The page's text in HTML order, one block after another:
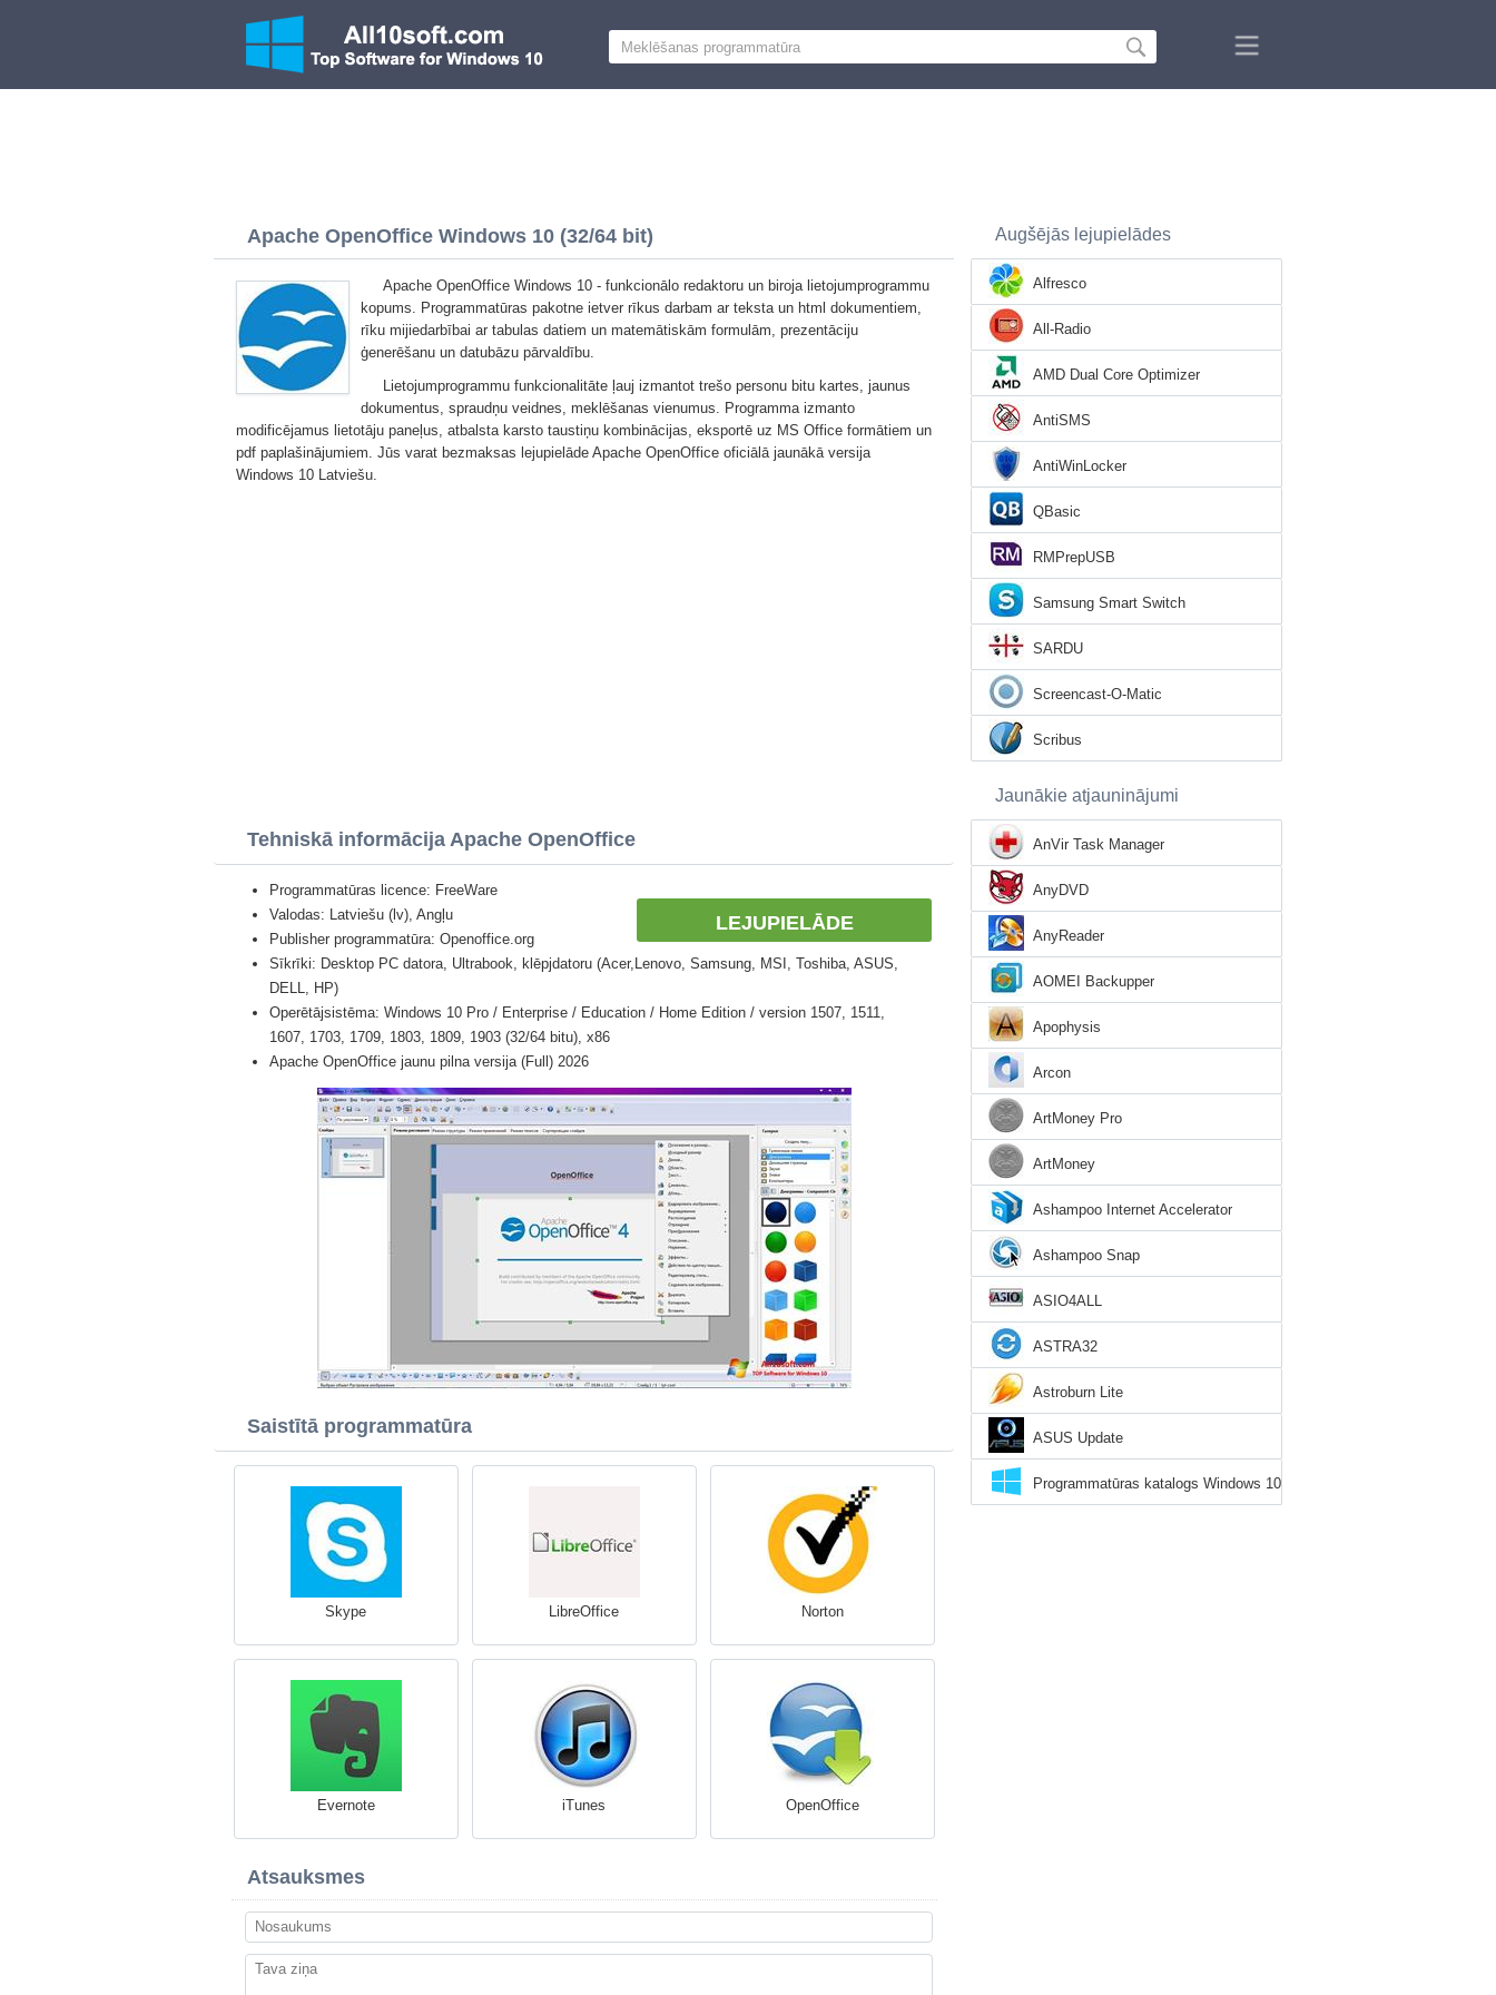
Apache OpenOffice Windows 10 (32/64 bit)
Apache OpenOffice Windows 10 - funkcionālo redaktoru un biroja lietojumprogrammu
kopums. Programmatūras pakotne ietver rīkus darbam ar teksta un html dokumentiem,
rīku mijiedarbībai ar tabulas datiem un matemātiskām formulām, prezentāciju
ģenerēšanu un datubāzu pārvaldību.
Lietojumprogrammu funkcionalitāte ļauj izmantot trešo personu bitu kartes, jaunus
dokumentus, spraudņu veidnes, meklēšanas vienumus. Programma izmanto
modificējamus lietotāju paneļus, atbalsta karsto taustiņu kombinācijas, eksportē uz MS Office formātiem un
pdf paplašinājumiem. Jūs varat bezmaksas lejupielāde Apache OpenOffice oficiālā jaunākā versija
Windows 10 Latviešu.
Tehniskā informācija Apache OpenOffice
LEJUPIELĀDE
Programmatūras licence: FreeWare
Valodas: Latviešu (lv), Angļu
Publisher programmatūra: Openoffice.org
Sīkrīki: Desktop PC datora, Ultrabook, klēpjdatoru (Acer,Lenovo, Samsung, MSI, Toshiba, ASUS,
DELL, HP)
Operētājsistēma: Windows 10 Pro / Enterprise / Education / Home Edition / version 1507, 1511,
1607, 1703, 1709, 1803, 1809, 1903 (32/64 bitu), x86
Apache OpenOffice jaunu pilna versija (Full) 2026
Saistītā programmatūra
Skype LibreOffice Norton
Evernote iTunes OpenOffice
Atsauksmes
Augšējās lejupielādes
Alfresco
All-Radio
AMD Dual Core Optimizer
AntiSMS
AntiWinLocker
QBasic
RMPrepUSB
Samsung Smart Switch
SARDU
Screencast-O-Matic
Scribus
Jaunākie atjauninājumi
AnVir Task Manager
AnyDVD
AnyReader
AOMEI Backupper
Apophysis
Arcon
ArtMoney Pro
ArtMoney
Ashampoo Internet Accelerator
Ashampoo Snap
ASIO4ALL
ASTRA32
Astroburn Lite
ASUS Update
Programmatūras katalogs Windows 10